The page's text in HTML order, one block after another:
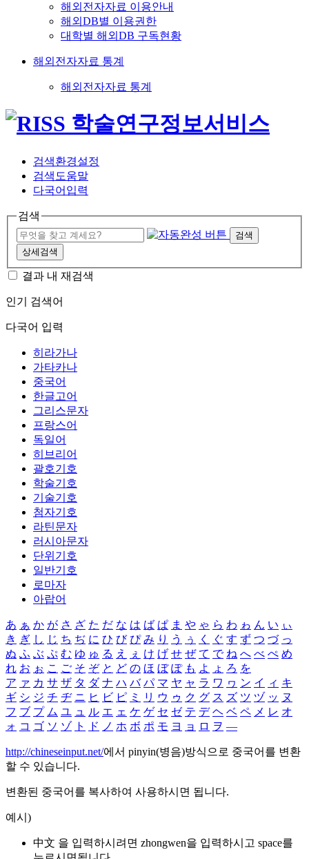
해외전자자료 이용안내
해외DB별 이용권한
대학별 해외DB 구독현황
해외전자자료 통계
해외전자자료 통계
검색환경설정
검색도움말
다국어입력
검색
검색
상세검색
결과 내 재검색
인기 검색어
다국어 입력
히라가나
가타카나
중국어
한글고어
그리스문자
프랑스어
독일어
히브리어
괄호기호
학술기호
기술기호
첨자기호
라틴문자
러시아문자
단위기호
일반기호
로마자
아랍어
あ ぁ か が さ ざ た だ な は ば ぱ ま や ゃ ら わ ゎ ん い ぃ
き ぎ し じ ち ぢ に ひ び ぴ み り う ぅ く ぐ す ず つ づ っ
ぬ ふ ぶ ぷ む ゆ ゅ る え ぇ け げ せ ぜ て で ね へ べ ぺ め
れ お ぉ こ ご そ ぞ と ど の ほ ぼ ぽ も よ ょ ろ を
ア ァ カ サ ザ タ ダ ナ ハ バ パ マ ヤ ャ ラ ワ ヮ ン イ ィ キ
ギ シ ジ チ ヂ ニ ヒ ビ ピ ミ リ ウ ゥ ク グ ス ズ ツ ヅ ッ ヌ
フ ブ プ ム ユ ュ ル エ ェ ケ ゲ セ ゼ テ デ ヘ ベ ペ メ レ オ
ォ コ ゴ ソ ゾ ト ド ノ ホ ボ ポ モ ヨ ョ ロ ヲ ―
http://chineseinput.net/에서 pinyin(병음)방식으로 중국어를 변환
할 수 있습니다.
변환된 중국어를 복사하여 사용하시면 됩니다.
예시)
中文 을 입력하시려면 zhongwen을 입력하시고 space를